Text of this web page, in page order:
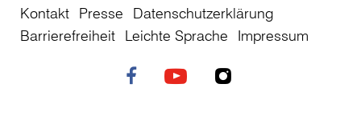
Studienkolleg
Einrichtungen
Stellenangebote
Studierende
Kontakt Presse
Datenschutzerklärung
Barrierefreiheit Leichte Sprache Impressum